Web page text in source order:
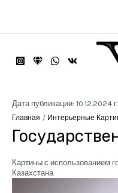
Дата публикации: 10.12.2024 г.
Главная Интерьерные
Картины с использованием
Казахстана